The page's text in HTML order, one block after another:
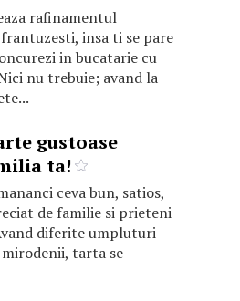
rafinamentul
insa ti se pare
in bucatarie cu
nu trebuie; avand la
gustoase
ta!
ceva bun, satios,
de familie si prieteni
diferite umpluturi -
tarta se